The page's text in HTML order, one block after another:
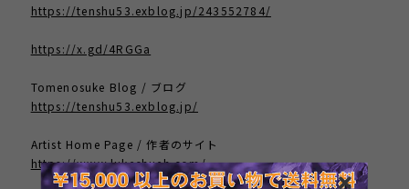
https://tenshu53.exblog.jp/243552784/
https://x.gd/4RGGa
Tomenosuke Blog / ブログ
https://tenshu53.exblog.jp/
Artist Home Page / 作者のサイト
https://www.lukechueh.com/